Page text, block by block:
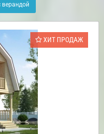
верандой
ХИТ ПРОДАЖ